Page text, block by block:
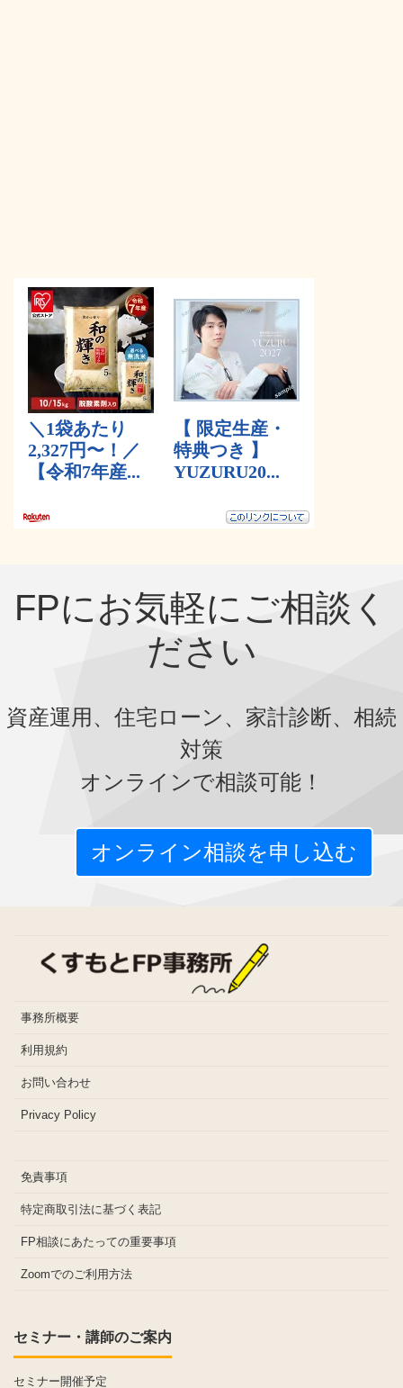
FPにお気軽にご相談く
ださい
資産運用、住宅ローン、家計診断、相続
対策
オンラインで相談可能！
オンライン相談を申し込む
事務所概要
利用規約
お問い合わせ
Privacy Policy
免責事項
特定商取引法に基づく表記
FP相談にあたっての重要事項
Zoomでのご利用方法
セミナー・講師のご案内
セミナー開催予定